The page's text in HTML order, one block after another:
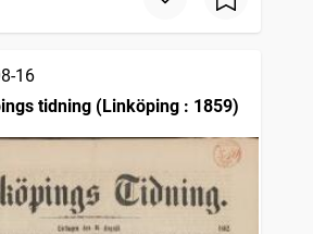
16
tidning (Linköping : 1859)